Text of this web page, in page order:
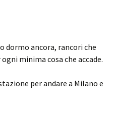
dormo ancora, rancori che
minima cosa che accade.
per andare a Milano e